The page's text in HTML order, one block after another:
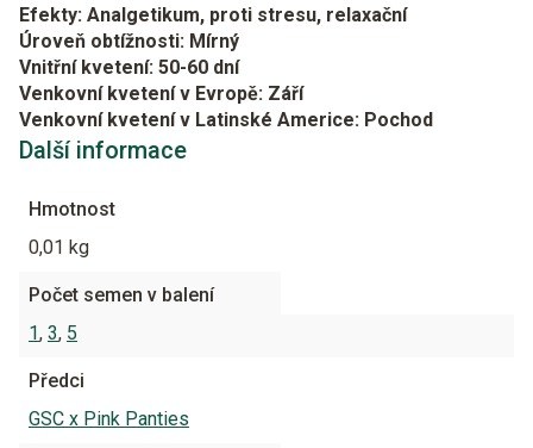
Efekty: Analgetikum, proti stresu, relaxační
Úroveň obtížnosti: Mírný
Vnitřní kvetení: 50-60 dní
Venkovní kvetení v Evropě: Září
Venkovní kvetení v Latinské Americe: Pochod
Další informace
Hmotnost
0,01 kg
Počet semen v balení
1, 3, 5
Předci
GSC x Pink Panties